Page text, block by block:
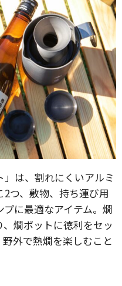
」は、割れにくいアルミ
つ、敷物、持ち運び用
に最適なアイテム。燗
燗ポットに徳利をセッ
外で熱燗を楽しむこと